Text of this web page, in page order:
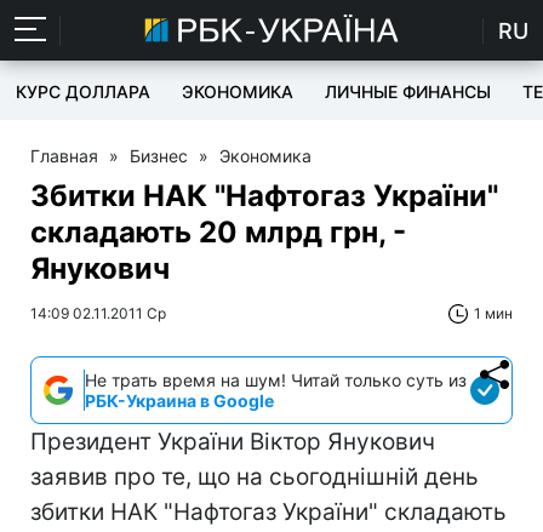
RU
КУРС ДОЛЛАРА ЭКОНОМИКА ЛИЧНЫЕ ФИНАНСЫ
Главная » Бизнес » Экономика
Збитки НАК "Нафтогаз України"
складають 20 млрд грн, -
Янукович
14:09 02.11.2011 Ср 1 мин
Не трать время на шум! Читай только суть из
РБК-Украина в Google
Президент України Віктор Янукович
заявив про те, що на сьогоднішній день
збитки НАК "Нафтогаз України" складають